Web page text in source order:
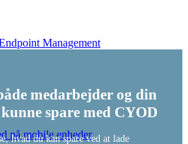
Management
på mobile enheder
medarbejder og din
spare med CYOD
hvad du kan spare ved at lade